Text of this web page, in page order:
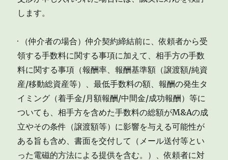
します。
· （仲介者の場合）仲介契約締結前に、依頼者から受
領する手数料に関する事項に加えて、相手方の手数
料に関する事項（報酬率、報酬基準額（譲渡額/純資
産/移動総資産等）、最低手数料の額、報酬の発生タ
イミング（着手金/月額報酬/中間金/成功報酬）等に
ついても、相手方を含めた手数料の総額がM&Aの成
立やその条件（譲渡額等）に影響を与える可能性が
ある旨も含め、書面を交付して（メール送付等とい
った電磁的方法による提供を含む。）、依頼者に対